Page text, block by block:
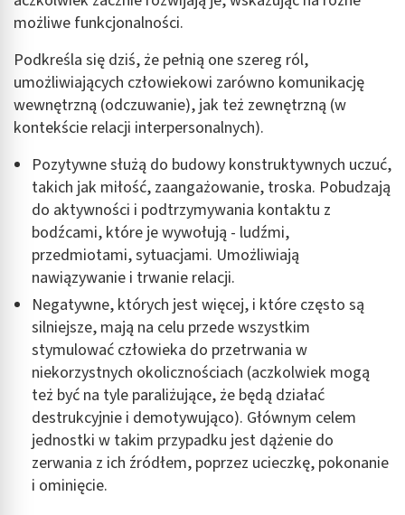
możliwe funkcjonalności.
Podkreśla się dziś, że pełnią one szereg ról,
umożliwiających człowiekowi zarówno komunikację
wewnętrzną (odczuwanie), jak też zewnętrzną (w
kontekście relacji interpersonalnych).
Pozytywne służą do budowy konstruktywnych uczuć,
takich jak miłość, zaangażowanie, troska. Pobudzają
do aktywności i podtrzymywania kontaktu z
bodźcami, które je wywołują - ludźmi,
przedmiotami, sytuacjami. Umożliwiają
nawiązywanie i trwanie relacji.
Negatywne, których jest więcej, i które często są
silniejsze, mają na celu przede wszystkim
stymulować człowieka do przetrwania w
niekorzystnych okolicznościach (aczkolwiek mogą
też być na tyle paraliżujące, że będą działać
destrukcyjnie i demotywująco). Głównym celem
jednostki w takim przypadku jest dążenie do
zerwania z ich źródłem, poprzez ucieczkę, pokonanie
i ominięcie.